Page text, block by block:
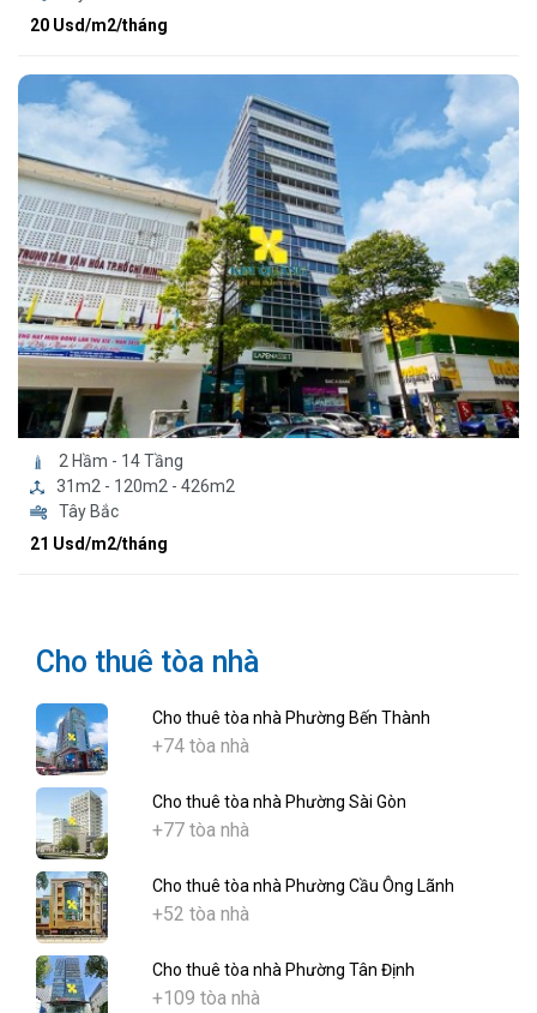
20 Usd/m2/tháng
2 Hầm - 14 Tầng
31m2 - 120m2 - 426m2
Tây Bắc
21 Usd/m2/tháng
Cho thuê tòa nhà
Cho thuê tòa nhà Phường Bến Thành
+74 tòa nhà
Cho thuê tòa nhà Phường Sài Gòn
+77 tòa nhà
Cho thuê tòa nhà Phường Cầu Ông Lãnh
+52 tòa nhà
Cho thuê tòa nhà Phường Tân Định
+109 tòa nhà